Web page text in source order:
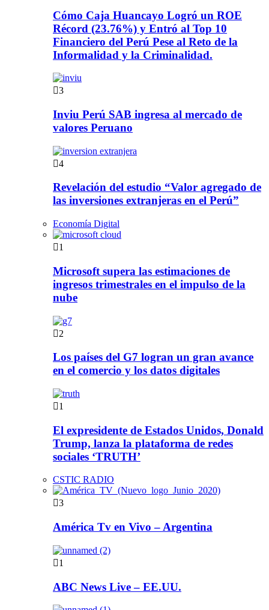
Cómo Caja Huancayo Logró un ROE
Récord (23.76%) y Entró al Top 10
Financiero del Perú Pese al Reto de la
Informalidad y la Criminalidad.
3
Inviu Perú SAB ingresa al mercado de
valores Peruano
4
Revelación del estudio “Valor agregado de
las inversiones extranjeras en el Perú”
Economía Digital
1
Microsoft supera las estimaciones de
ingresos trimestrales en el impulso de la
nube
2
Los países del G7 logran un gran avance
en el comercio y los datos digitales
1
El expresidente de Estados Unidos, Donald
Trump, lanza la plataforma de redes
sociales ‘TRUTH’
CSTIC RADIO
3
América Tv en Vivo – Argentina
1
ABC News Live – EE.UU.